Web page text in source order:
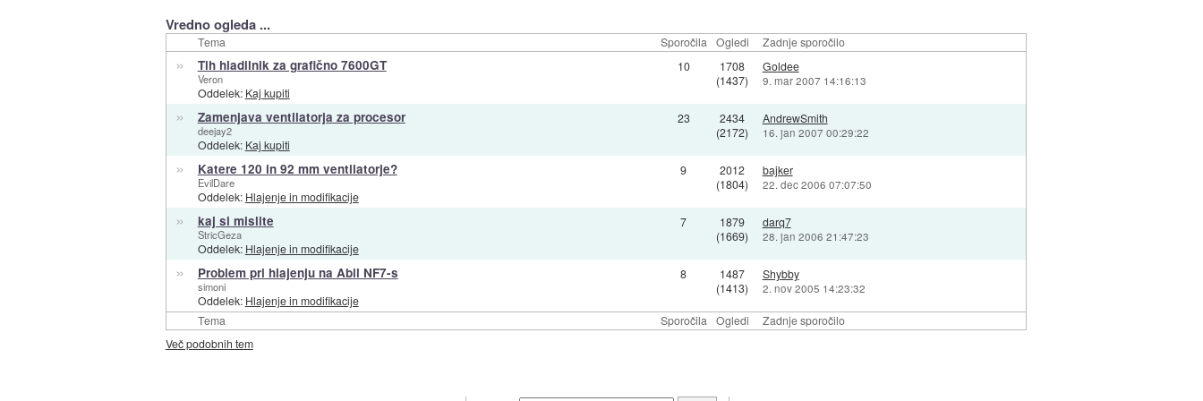
Vredno ogleda ...
Tema Sporočila Ogledi Zadnje sporočilo
Tema Sporočila Ogledi Zadnje sporočilo
» Tih hladilnik za grafično 7600GT
Veron
Oddelek: Kaj kupiti
10
1708
(1437)
Goldee
9. mar 2007 14:16:13
» Zamenjava ventilatorja za procesor
deejay2
Oddelek: Kaj kupiti
23
2434
(2172)
AndrewSmith
16. jan 2007 00:29:22
» Katere 120 in 92 mm ventilatorje?
EvilDare
Oddelek: Hlajenje in modifikacije
9
2012
(1804)
bajker
22. dec 2006 07:07:50
» kaj si mislite
StricGeza
Oddelek: Hlajenje in modifikacije
7
1879
(1669)
darq7
28. jan 2006 21:47:23
» Problem pri hlajenju na Abil NF7-s
simoni
Oddelek: Hlajenje in modifikacije
8
1487
(1413)
Shybby
2. nov 2005 14:23:32
Več podobnih tem